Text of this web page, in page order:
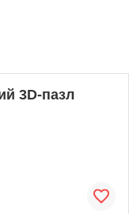
3D-пазл